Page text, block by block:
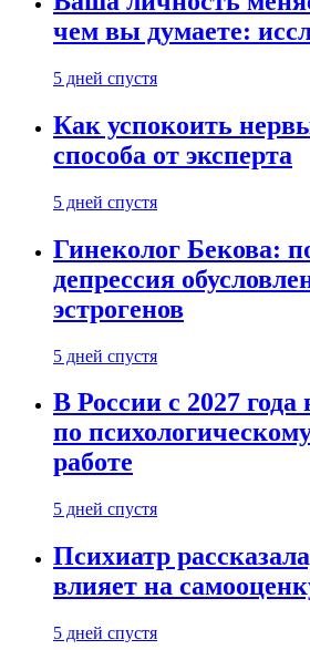
чем вы думаете:
5 дней спустя
Как успокоить
способа от эксперта
5 дней спустя
Гинеколог Бекова:
депрессия
эстрогенов
5 дней спустя
В России с 2027
по
работе
5 дней спустя
Психиатр
влияет на
5 дней спустя